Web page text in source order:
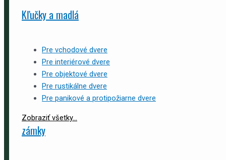
Kľučky a madlá
Pre vchodové dvere
Pre interiérové dvere
Pre objektové dvere
Pre rustikálne dvere
Pre panikové a protipožiarne dvere
Zobraziť všetky...
zámky